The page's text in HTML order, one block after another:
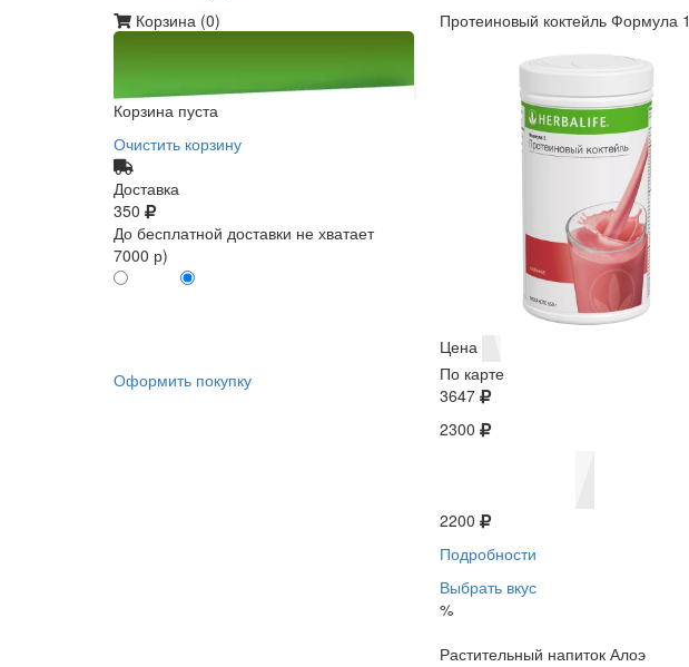
Корзина (0)
Корзина пуста
Очистить корзину
Доставка
350
До бесплатной доставки не хватает
7000 р)
Оформить покупку
Протеиновый коктейль Формула 1
Цена
По карте
3647
2300
2200
Подробности
Выбрать вкус
%
Растительный напиток Алоэ